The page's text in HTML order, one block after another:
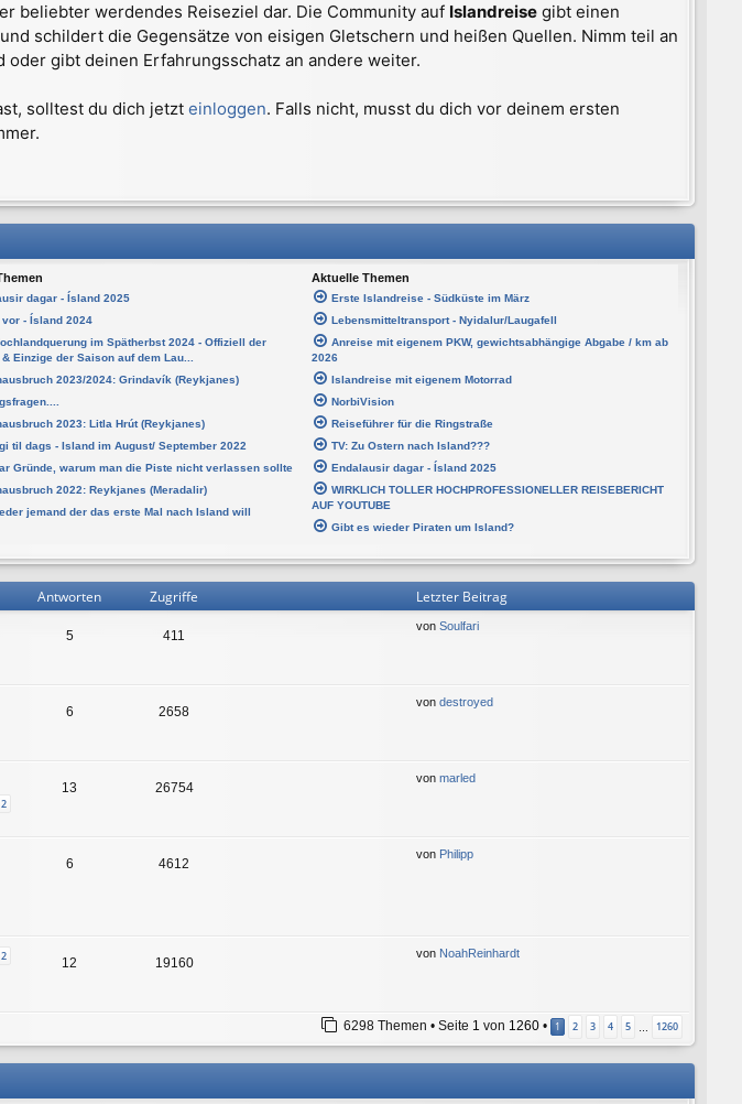
beliebter werdendes Reiseziel dar. Die Community auf Islandreise gibt einen
schildert die Gegensätze von eisigen Gletschern und heißen Quellen. Nimm teil an
gibt deinen Erfahrungsschatz an andere weiter.
solltest du dich jetzt einloggen. Falls nicht, musst du dich vor deinem ersten
Aktuelle Themen
dagar - Ísland 2025
vor - Ísland 2024
im Spätherbst 2024 - Offiziell der
Einzige der Saison auf dem Lau...
2023/2024: Grindavík (Reykjanes)
2023: Litla Hrút (Reykjanes)
til dags - Island im August/ September 2022
Gründe, warum man die Piste nicht verlassen sollte
2022: Reykjanes (Meradalir)
jemand der das erste Mal nach Island will
Erste Islandreise - Südküste im März
Lebensmitteltransport - Nyidalur/Laugafell
Anreise mit eigenem PKW, gewichtsabhängige Abgabe / km ab
2026
Islandreise mit eigenem Motorrad
NorbiVision
Reiseführer für die Ringstraße
TV: Zu Ostern nach Island???
Endalausir dagar - Ísland 2025
WIRKLICH TOLLER HOCHPROFESSIONELLER REISEBERICHT
AUF YOUTUBE
Gibt es wieder Piraten um Island?
Antworten Zugriffe Letzter Beitrag
5 411
von Soulfari
6 2658
von destroyed
2
13 26754
von marled
6 4612
von Philipp
2 12 19160
von NoahReinhardt
6298 Themen • Seite 1 von 1260 • 1 2 3 4 5 … 1260